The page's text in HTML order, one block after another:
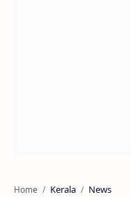
Home Kerala News